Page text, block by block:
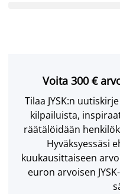
Voita 300 €
Tilaa JYSK:n
kilpailuista,
räätälöidään
Hyväksyessäsi
kuukausittaiseen
euron arvoisen